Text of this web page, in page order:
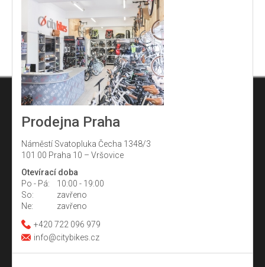
Prodejna Praha
Náměstí Svatopluka Čecha 1348/3
101 00 Praha 10 – Vršovice
Otevírací doba
Po - Pá:
10:00 - 19:00
So:
zavřeno
Ne:
zavřeno
+420 722 096 979
info@citybikes.cz